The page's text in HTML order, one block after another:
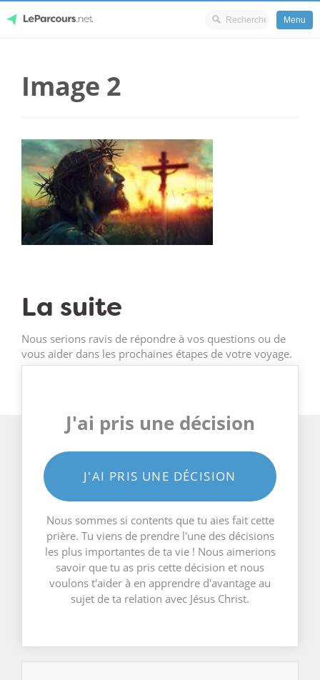
content
Menu
Image 2
La suite
Nous serions ravis de répondre à vos questions ou de
vous aider dans les prochaines étapes de votre voyage.
J'ai pris une décision
J'AI PRIS UNE DÉCISION
Nous sommes si contents que tu aies fait cette
prière. Tu viens de prendre l'une des décisions
les plus importantes de ta vie ! Nous aimerions
savoir que tu as pris cette décision et nous
voulons t'aider à en apprendre d'avantage au
sujet de ta relation avec Jésus Christ.